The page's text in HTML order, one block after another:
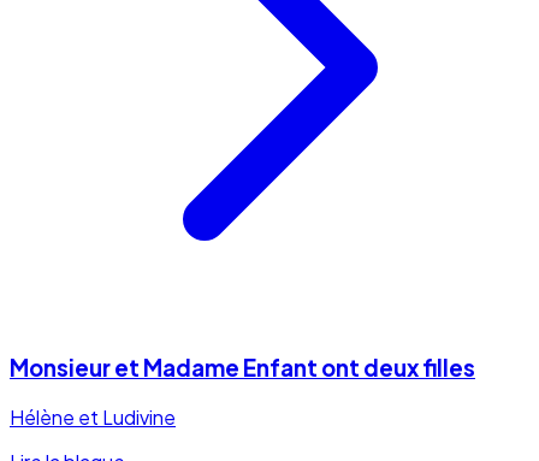
Monsieur et Madame Enfant ont deux filles
Hélène et Ludivine